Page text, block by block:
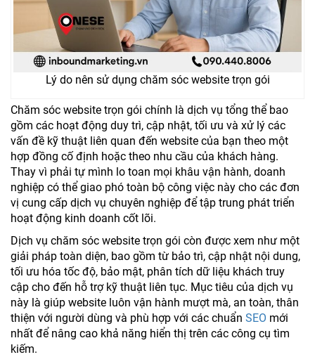
Lý do nên sử dụng chăm sóc website trọn gói
Chăm sóc website trọn gói chính là dịch vụ tổng thể bao
gồm các hoạt động duy trì, cập nhật, tối ưu và xử lý các
vấn đề kỹ thuật liên quan đến website của bạn theo một
hợp đồng cố định hoặc theo nhu cầu của khách hàng.
Thay vì phải tự mình lo toan mọi khâu vận hành, doanh
nghiệp có thể giao phó toàn bộ công việc này cho các đơn
vị cung cấp dịch vụ chuyên nghiệp để tập trung phát triển
hoạt động kinh doanh cốt lõi.
Dịch vụ chăm sóc website trọn gói còn được xem như một
giải pháp toàn diện, bao gồm từ bảo trì, cập nhật nội dung,
tối ưu hóa tốc độ, bảo mật, phân tích dữ liệu khách truy
cập cho đến hỗ trợ kỹ thuật liên tục. Mục tiêu của dịch vụ
này là giúp website luôn vận hành mượt mà, an toàn, thân
thiện với người dùng và phù hợp với các chuẩn SEO mới
nhất để nâng cao khả năng hiển thị trên các công cụ tìm
kiếm.